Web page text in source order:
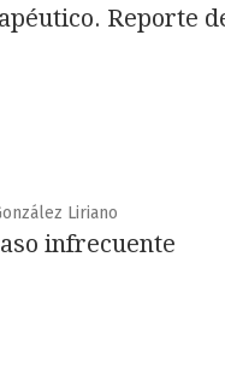
Reporte
Liriano
infrecuente